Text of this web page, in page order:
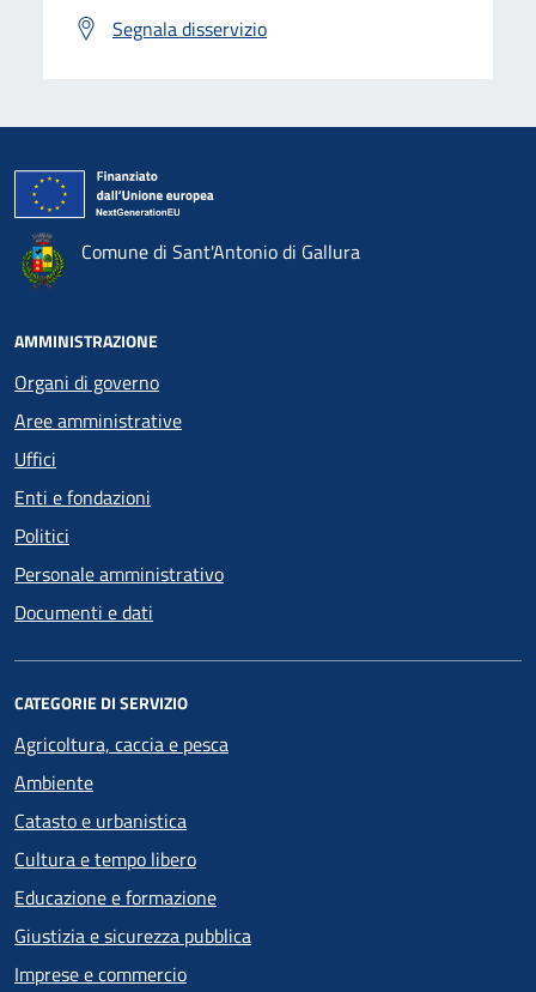
Segnala disservizio
Comune di Sant'Antonio di Gallura
AMMINISTRAZIONE
Organi di governo
Aree amministrative
Uffici
Enti e fondazioni
Politici
Personale amministrativo
Documenti e dati
CATEGORIE DI SERVIZIO
Agricoltura, caccia e pesca
Ambiente
Catasto e urbanistica
Cultura e tempo libero
Educazione e formazione
Giustizia e sicurezza pubblica
Imprese e commercio